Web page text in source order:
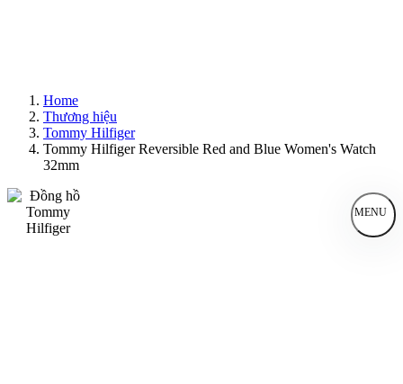
Home
Thương hiệu
Tommy Hilfiger
Tommy Hilfiger Reversible Red and Blue Women's Watch
32mm
MENU